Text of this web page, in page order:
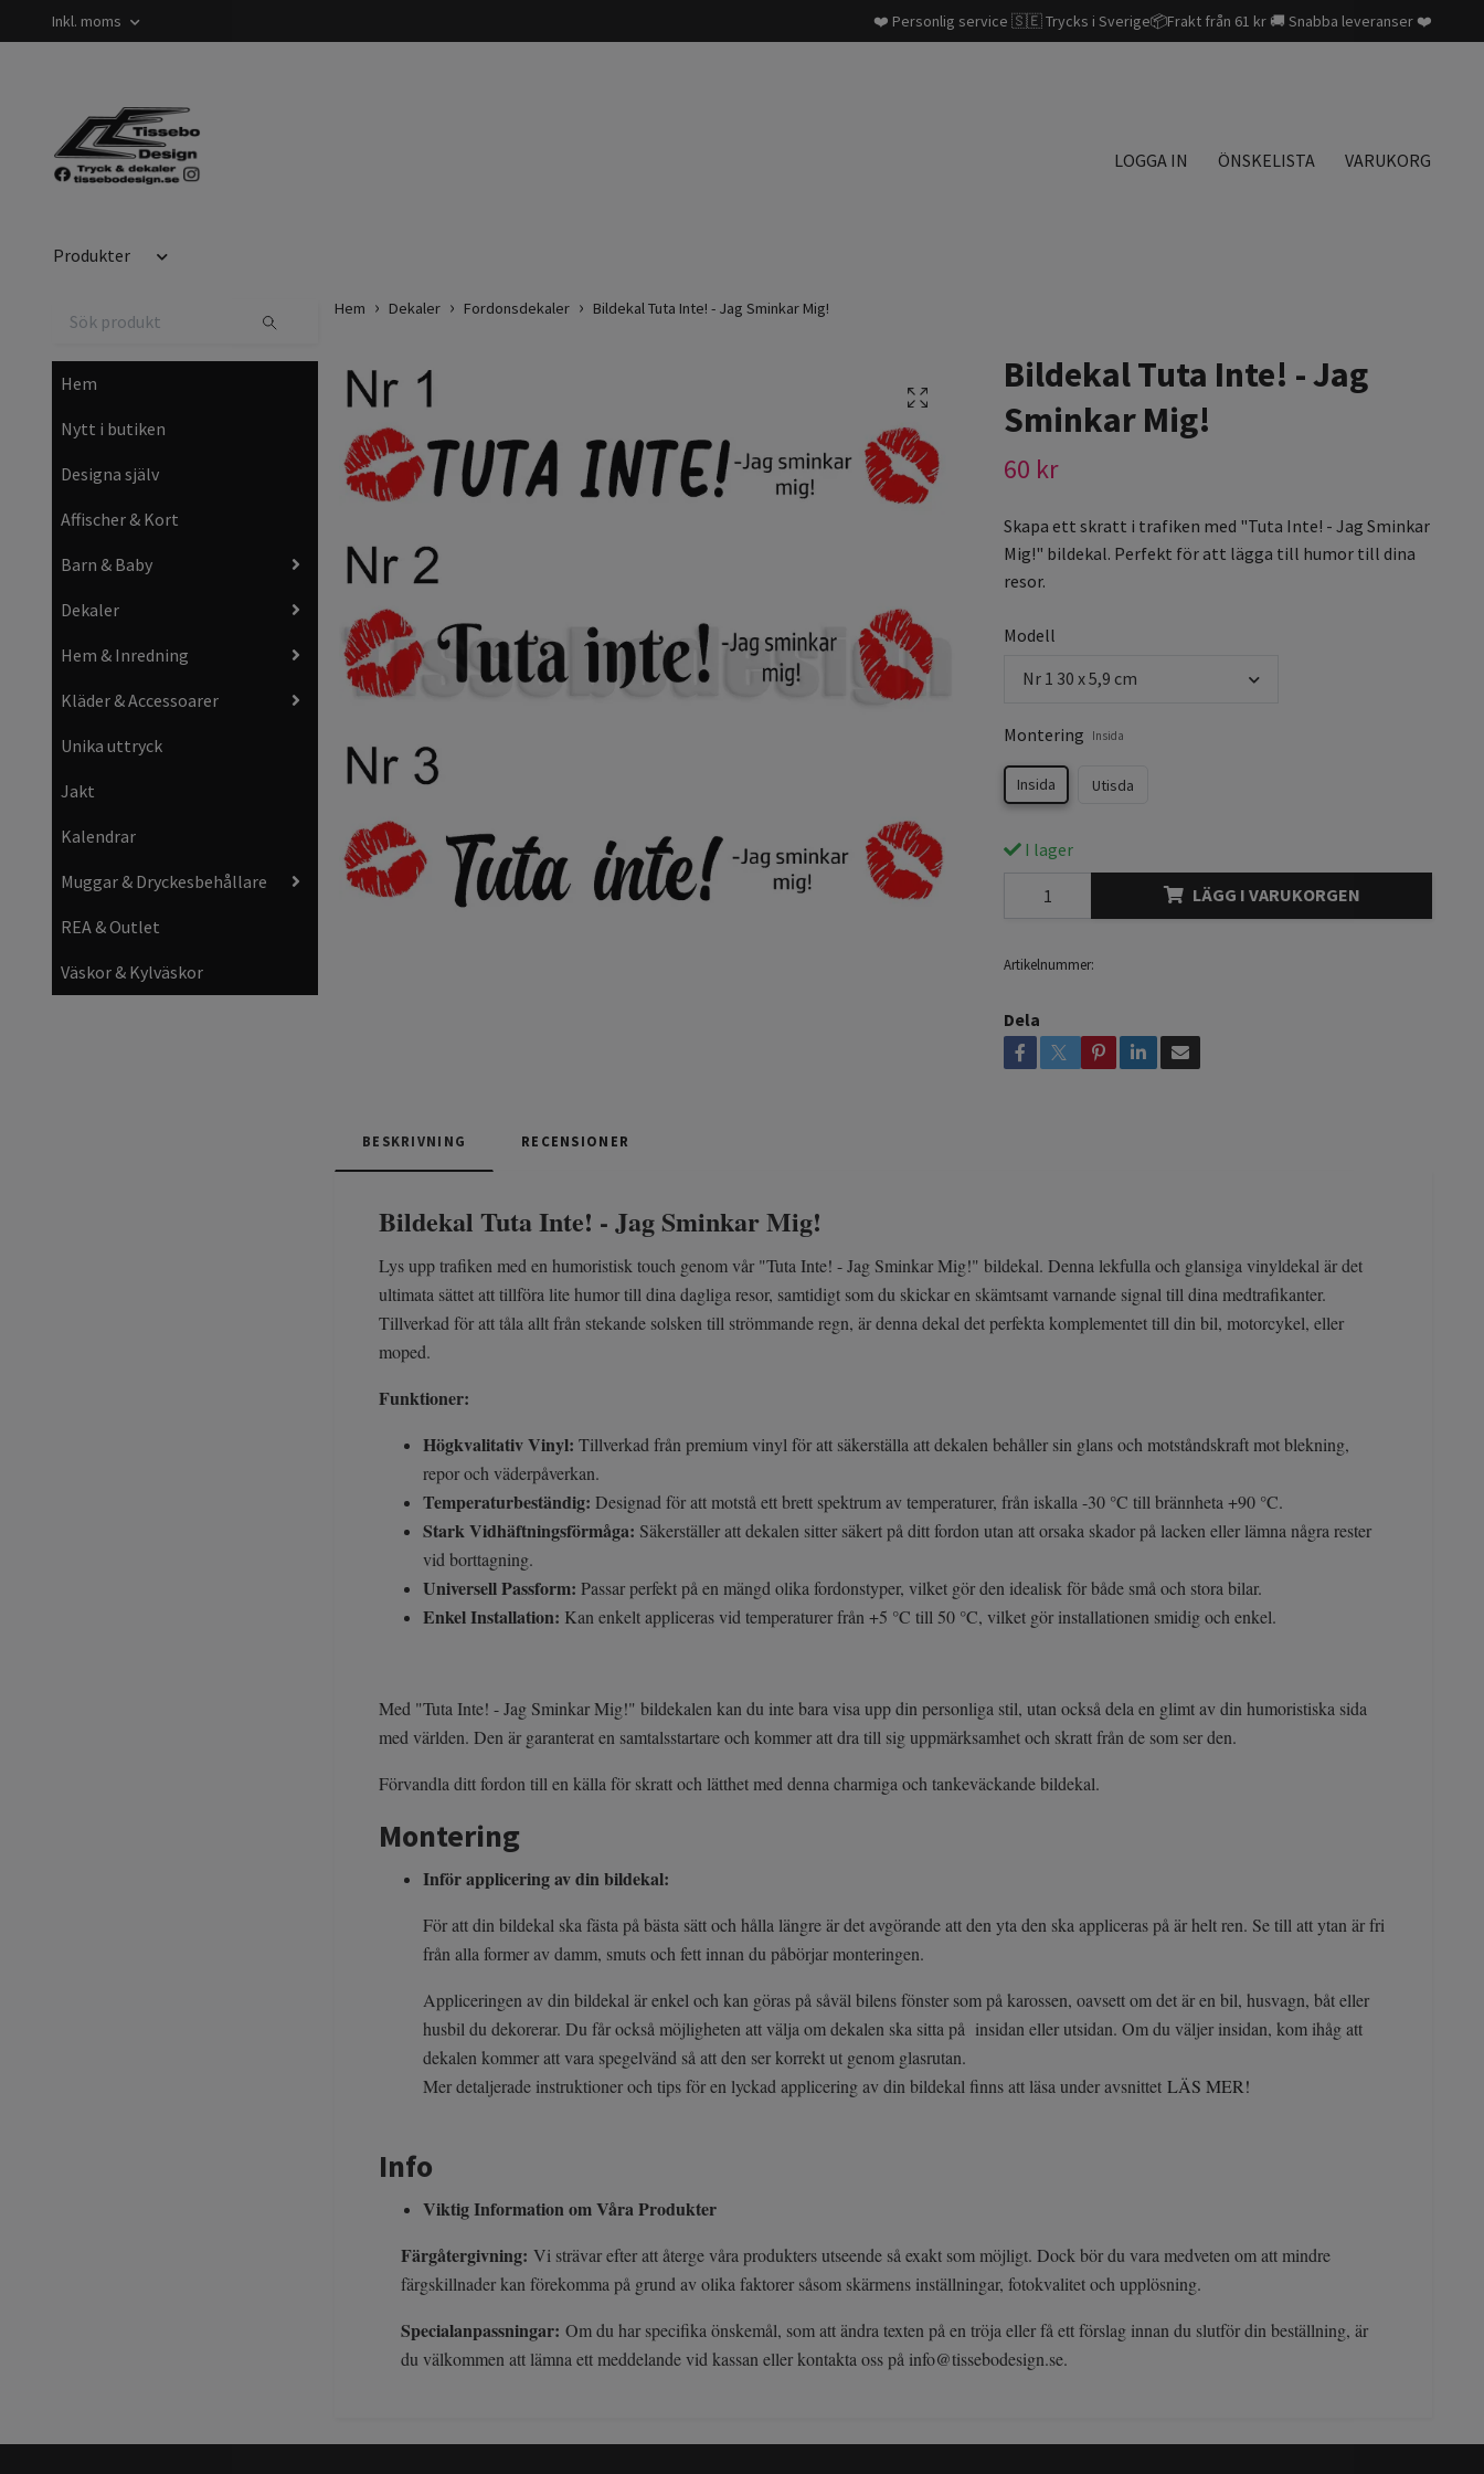
Inkl. moms ❤️ Personlig service 🇸🇪 Trycks i Sverige📦Frakt från 61 kr 🚚 Snabba leveranser ❤️
LOGGA IN ÖNSKELISTA VARUKORG
Produkter
Hem
Nytt i butiken
Designa själv
Affischer & Kort
Barn & Baby
Dekaler
Hem & Inredning
Kläder & Accessoarer
Unika uttryck
Jakt
Kalendrar
Muggar & Dryckesbehållare
REA & Outlet
Väskor & Kylväskor
Hem Dekaler Fordonsdekaler Bildekal Tuta Inte! - Jag Sminkar Mig!
Bildekal Tuta Inte! - Jag
Sminkar Mig!
60 kr
Skapa ett skratt i trafiken med "Tuta Inte! - Jag Sminkar
Mig!" bildekal. Perfekt för att lägga till humor till dina
resor.
Modell
Nr 1 30 x 5,9 cm
Montering Insida
Insida Utisda
I lager
LÄGG I VARUKORGEN
Artikelnummer:
Dela
BESKRIVNING RECENSIONER
Bildekal Tuta Inte! - Jag Sminkar Mig!
Lys upp trafiken med en humoristisk touch genom vår "Tuta Inte! - Jag Sminkar Mig!" bildekal. Denna lekfulla och glansiga vinyldekal är det
ultimata sättet att tillföra lite humor till dina dagliga resor, samtidigt som du skickar en skämtsamt varnande signal till dina medtrafikanter.
Tillverkad för att tåla allt från stekande solsken till strömmande regn, är denna dekal det perfekta komplementet till din bil, motorcykel, eller
moped.
Funktioner:
Högkvalitativ Vinyl: Tillverkad från premium vinyl för att säkerställa att dekalen behåller sin glans och motståndskraft mot blekning,
repor och väderpåverkan.
Temperaturbeständig: Designad för att motstå ett brett spektrum av temperaturer, från iskalla -30 °C till brännheta +90 °C.
Stark Vidhäftningsförmåga: Säkerställer att dekalen sitter säkert på ditt fordon utan att orsaka skador på lacken eller lämna några rester
vid borttagning.
Universell Passform: Passar perfekt på en mängd olika fordonstyper, vilket gör den idealisk för både små och stora bilar.
Enkel Installation: Kan enkelt appliceras vid temperaturer från +5 °C till 50 °C, vilket gör installationen smidig och enkel.
Med "Tuta Inte! - Jag Sminkar Mig!" bildekalen kan du inte bara visa upp din personliga stil, utan också dela en glimt av din humoristiska sida
med världen. Den är garanterat en samtalsstartare och kommer att dra till sig uppmärksamhet och skratt från de som ser den.
Förvandla ditt fordon till en källa för skratt och lätthet med denna charmiga och tankeväckande bildekal.
Montering
Inför applicering av din bildekal:
För att din bildekal ska fästa på bästa sätt och hålla längre är det avgörande att den yta den ska appliceras på är helt ren. Se till att ytan är fri
från alla former av damm, smuts och fett innan du påbörjar monteringen.
Appliceringen av din bildekal är enkel och kan göras på såväl bilens fönster som på karossen, oavsett om det är en bil, husvagn, båt eller
husbil du dekorerar. Du får också möjligheten att välja om dekalen ska sitta på insidan eller utsidan. Om du väljer insidan, kom ihåg att
dekalen kommer att vara spegelvänd så att den ser korrekt ut genom glasrutan.
Mer detaljerade instruktioner och tips för en lyckad applicering av din bildekal finns att läsa under avsnittet LÄS MER!
Info
Viktig Information om Våra Produkter
Färgåtergivning: Vi strävar efter att återge våra produkters utseende så exakt som möjligt. Dock bör du vara medveten om att mindre
färgskillnader kan förekomma på grund av olika faktorer såsom skärmens inställningar, fotokvalitet och upplösning.
Specialanpassningar: Om du har specifika önskemål, som att ändra texten på en tröja eller få ett förslag innan du slutför din beställning, är
du välkommen att lämna ett meddelande vid kassan eller kontakta oss på info@tissebodesign.se.